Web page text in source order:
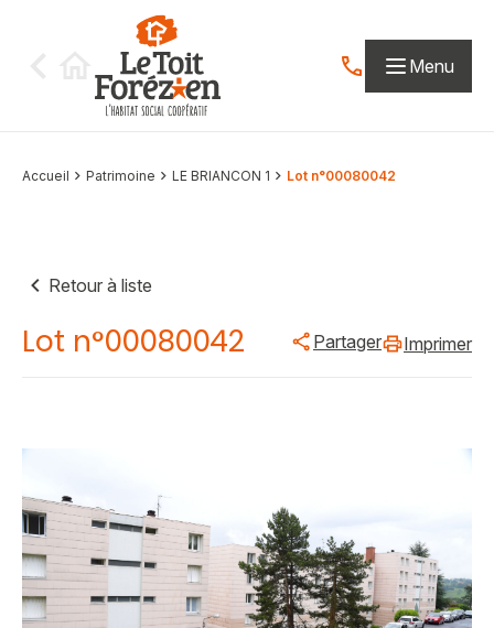
Contactez-nous
Menu
Accueil Patrimoine LE BRIANCON 1 Lot n°00080042
Retour à liste
Lot n°00080042 Partager Imprimer